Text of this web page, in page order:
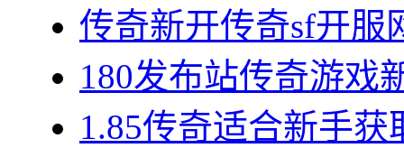
传奇新开传奇sf开服
180发布站传奇游戏
1.85传奇适合新手